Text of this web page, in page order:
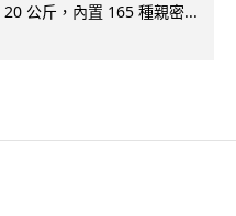
公斤，內置 165 種親密...